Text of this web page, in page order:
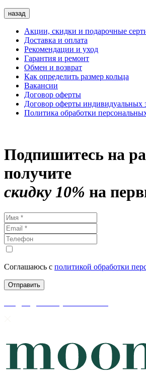
назад
Акции, скидки и подарочные
Доставка и оплата
Рекомендации и уход
Гарантия и ремонт
Обмен и возврат
Как определить размер кольца
Вакансии
Договор оферты
Договор оферты индивидуальных
Политика обработки
Подпишитесь на
получите
скидку 10% на
Соглашаюсь с политикой обработки